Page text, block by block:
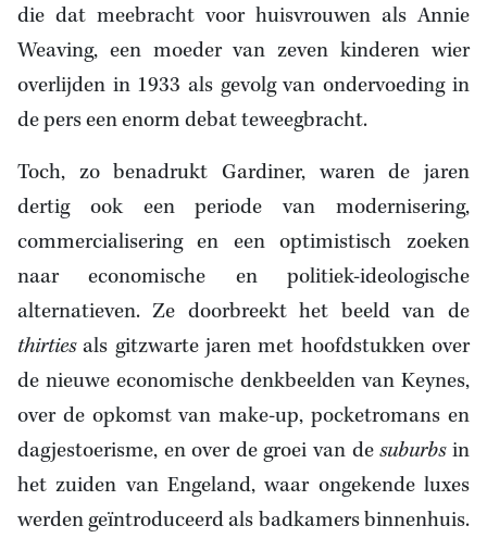
die dat meebracht voor huisvrouwen als Annie
Weaving, een moeder van zeven kinderen wier
overlijden in 1933 als gevolg van ondervoeding in
de pers een enorm debat teweegbracht.
Toch, zo benadrukt Gardiner, waren de jaren
dertig ook een periode van modernisering,
commercialisering en een optimistisch zoeken
naar economische en politiek-ideologische
alternatieven. Ze doorbreekt het beeld van de
thirtiesals gitzwarte jaren met hoofdstukken over
de nieuwe economische denkbeelden van Keynes,
over de opkomst van make-up, pocketromans en
dagjestoerisme, en over de groei van desuburbsin
het zuiden van Engeland, waar ongekende luxes
werden geïntroduceerd als badkamers binnenhuis.